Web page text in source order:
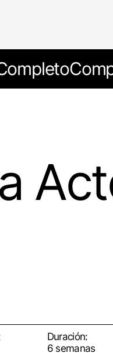
Duración:
6 semanas